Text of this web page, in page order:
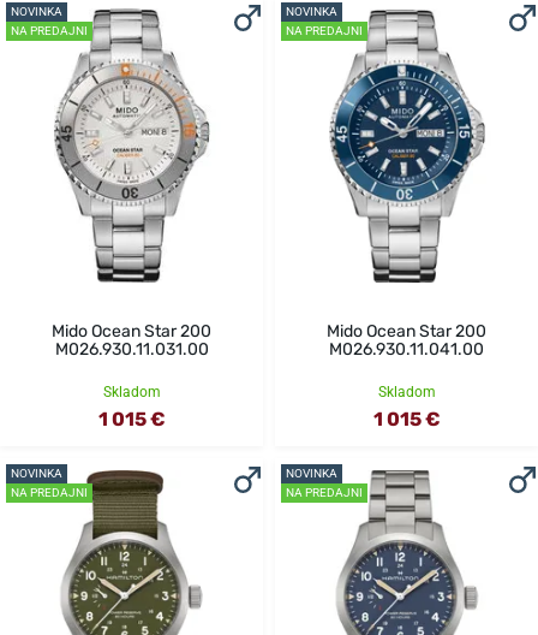
NOVINKA
NA PREDAJNI
Mido Ocean Star 200
M026.930.11.031.00
Skladom
1 015 €
NOVINKA
NA PREDAJNI
Mido Ocean Star 200
M026.930.11.041.00
Skladom
1 015 €
NOVINKA
NA PREDAJNI
NOVINKA
NA PREDAJNI